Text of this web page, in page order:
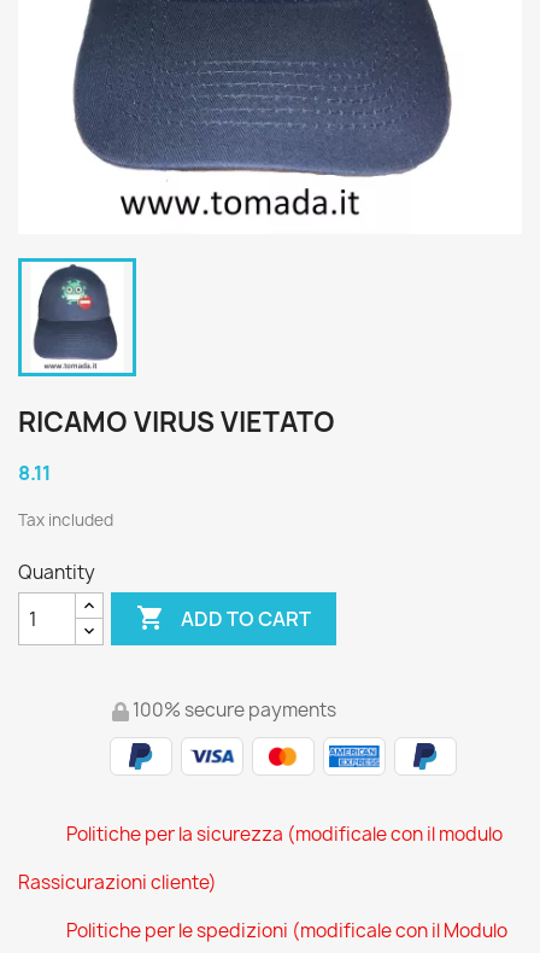
RICAMO VIRUS VIETATO
8.11
Tax included
Quantity
 ADD TO CART
100% secure payments
Politiche per la sicurezza (modificale con il modulo
Rassicurazioni cliente)
Politiche per le spedizioni (modificale con il Modulo